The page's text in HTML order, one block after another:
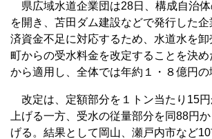
県広域水道企業団は28日、構成自治
を開き、苫田ダム建設などで発行した
済資金不足に対応するため、水道水を
町からの受水料金を改定することを決
から適用し、全体では年約１・８億円の
改定は、定額部分を１トン当たり15円
上げる一方、受水の従量部分を同88円
げる。結果として岡山、瀬戸内市など